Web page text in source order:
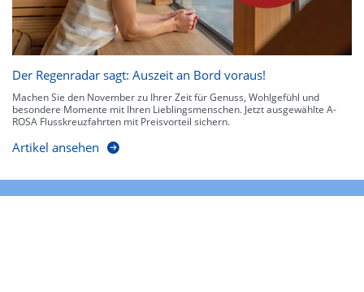
Der Regenradar sagt: Auszeit an Bord voraus!
Machen Sie den November zu Ihrer Zeit für Genuss, Wohlgefühl und
besondere Momente mit Ihren Lieblingsmenschen. Jetzt ausgewählte A-
ROSA Flusskreuzfahrten mit Preisvorteil sichern.
Artikel ansehen